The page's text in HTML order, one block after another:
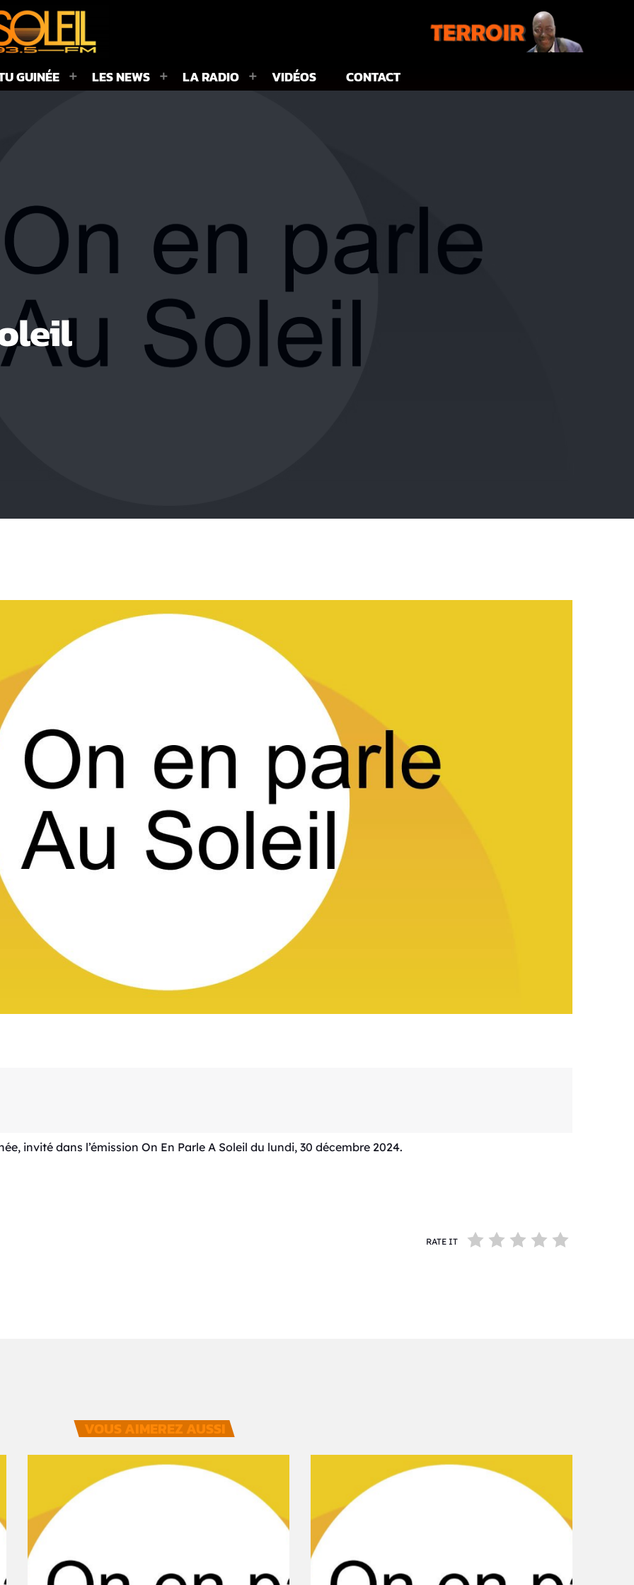
GUINÉE LES NEWS LA RADIO VIDÉOS CONTACT
invité dans l’émission On En Parle A Soleil du lundi, 30 décembre 2024.
RATE IT
VOUS AIMEREZ AUSSI